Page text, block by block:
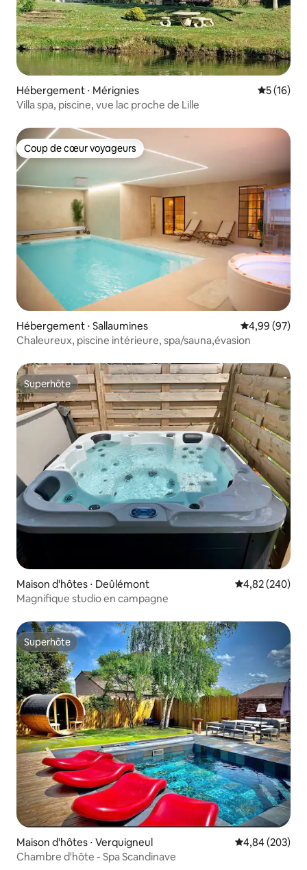
Hébergement ⋅ Mérignies
5 (16)
Villa spa, piscine, vue lac proche de Lille
Coup de cœur voyageurs
Coup de cœur voyageurs
Hébergement ⋅ Sallaumines Évaluation
4,99 (97)
Chaleureux, piscine intérieure, spa/sauna,évasion
Superhôte
Superhôte
Maison d'hôtes ⋅ Deûlémont Évaluation
4,82 (240)
Magnifique studio en campagne
Superhôte
Superhôte
Maison d'hôtes ⋅ Verquigneul Évaluation
4,84 (203)
Chambre d'hôte - Spa Scandinave